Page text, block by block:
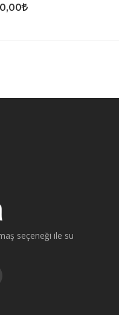
seçeneği ile su